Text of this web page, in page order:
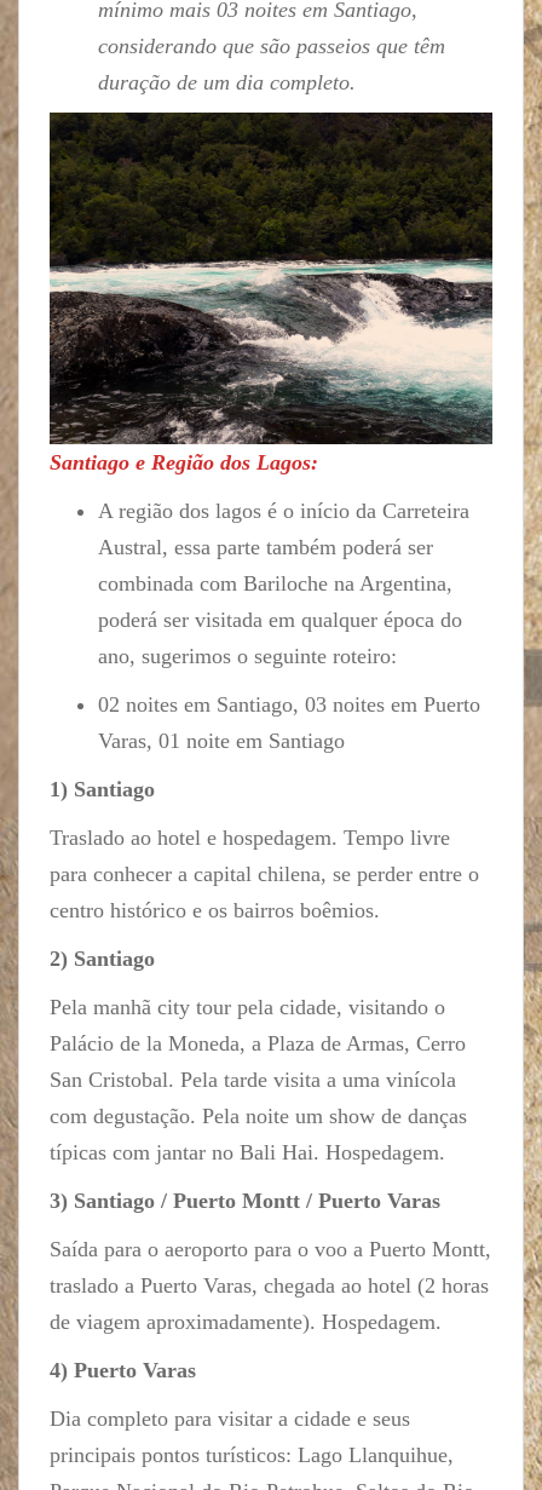
mínimo mais 03 noites em Santiago,
considerando que são passeios que têm
duração de um dia completo.
Santiago e Região dos Lagos:
A região dos lagos é o início da Carreteira
Austral, essa parte também poderá ser
combinada com Bariloche na Argentina,
poderá ser visitada em qualquer época do
ano, sugerimos o seguinte roteiro:
02 noites em Santiago, 03 noites em Puerto
Varas, 01 noite em Santiago
1) Santiago
Traslado ao hotel e hospedagem. Tempo livre
para conhecer a capital chilena, se perder entre o
centro histórico e os bairros boêmios.
2) Santiago
Pela manhã city tour pela cidade, visitando o
Palácio de la Moneda, a Plaza de Armas, Cerro
San Cristobal. Pela tarde visita a uma vinícola
com degustação. Pela noite um show de danças
típicas com jantar no Bali Hai. Hospedagem.
3) Santiago / Puerto Montt / Puerto Varas
Saída para o aeroporto para o voo a Puerto Montt,
traslado a Puerto Varas, chegada ao hotel (2 horas
de viagem aproximadamente). Hospedagem.
4) Puerto Varas
Dia completo para visitar a cidade e seus
principais pontos turísticos: Lago Llanquihue,